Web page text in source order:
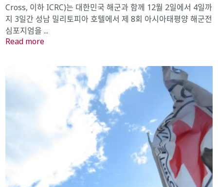
Cross, 이하 ICRC)는 대한민국 해군과 함께 12월 2일에서 4일까
지 3일간 성남 밀리토피아 호텔에서 제 8회 아시아태평양 해군전
심포지엄을 ...
Read more